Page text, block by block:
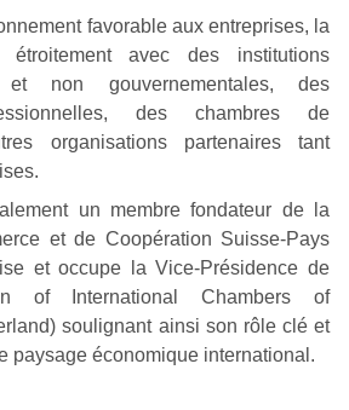
favorable aux entreprises, la
étroitement avec des institutions
et non gouvernementales, des
des chambres de
organisations partenaires tant
un membre fondateur de la
et de Coopération Suisse-Pays
et occupe la Vice-Présidence de
of International Chambers of
soulignant ainsi son rôle clé et
paysage économique international.